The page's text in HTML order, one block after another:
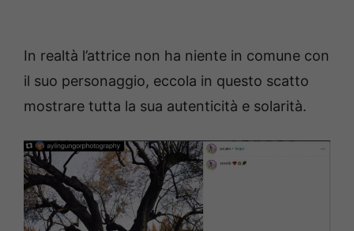
In realtà l’attrice non ha niente in comune con
il suo personaggio, eccola in questo scatto
mostrare tutta la sua autenticità e solarità.